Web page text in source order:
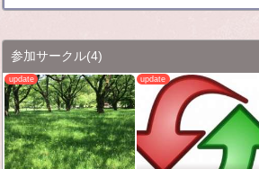
参加サークル(4)